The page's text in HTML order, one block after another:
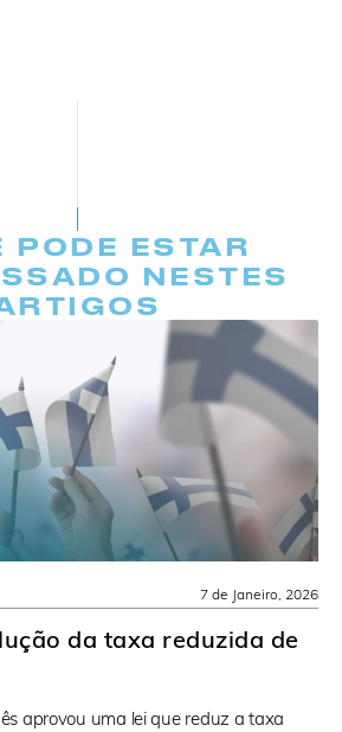
PODE ESTAR
NESTES
da taxa reduzida de
aprovou uma lei que reduz a taxa
7 de Janeiro, 2026